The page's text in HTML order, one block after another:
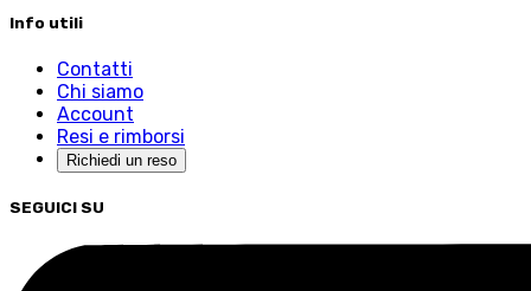
Info utili
Contatti
Chi siamo
Account
Resi e rimborsi
Richiedi un reso
SEGUICI SU